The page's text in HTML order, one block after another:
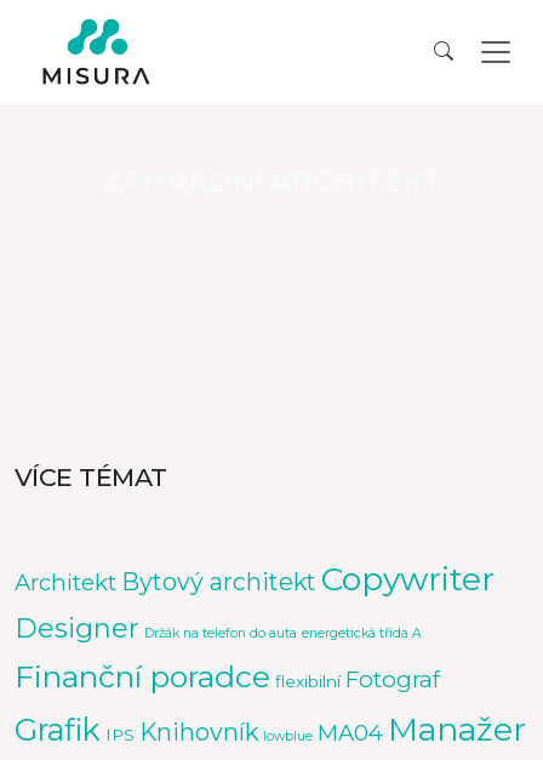
VÍCE TÉMAT
Architekt Bytový architekt Copywriter
Designer Držák na telefon do auta energetická třída A
Finanční poradce flexibilní Fotograf
Grafik IPS Knihovník lowblue MA04 Manažer